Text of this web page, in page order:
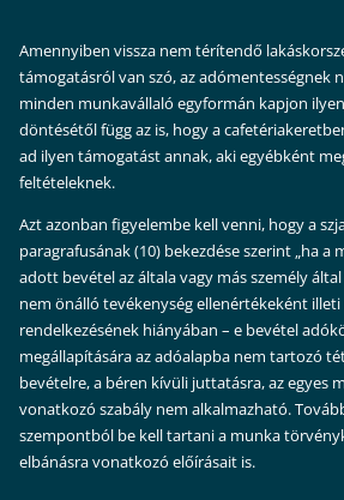
Amennyiben vissza nem térítendő
támogatásról van szó, az adómentességnek
minden munkavállaló egyformán kapjon
döntésétől függ az is, hogy a
ad ilyen támogatást annak, aki egyébként
feltételeknek.
Azt azonban figyelembe kell venni, hogy a
paragrafusának (10) bekezdése szerint „ha a
adott bevétel az általa vagy más személy
nem önálló tevékenység ellenértékeként
rendelkezésének hiányában – e bevétel
megállapítására az adóalapba nem tartozó
bevételre, a béren kívüli juttatásra, az egyes
vonatkozó szabály nem alkalmazható.
szempontból be kell tartani a munka
elbánásra vonatkozó előírásait is.